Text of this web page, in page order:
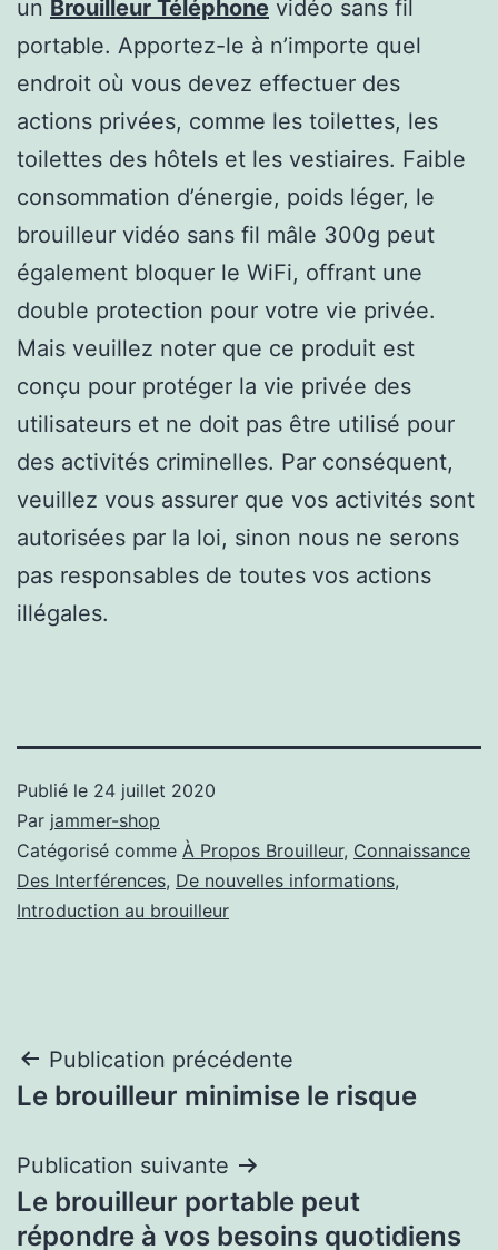
un Brouilleur Téléphone vidéo sans fil
portable. Apportez-le à n’importe quel
endroit où vous devez effectuer des
actions privées, comme les toilettes, les
toilettes des hôtels et les vestiaires. Faible
consommation d’énergie, poids léger, le
brouilleur vidéo sans fil mâle 300g peut
également bloquer le WiFi, offrant une
double protection pour votre vie privée.
Mais veuillez noter que ce produit est
conçu pour protéger la vie privée des
utilisateurs et ne doit pas être utilisé pour
des activités criminelles. Par conséquent,
veuillez vous assurer que vos activités sont
autorisées par la loi, sinon nous ne serons
pas responsables de toutes vos actions
illégales.
Publié le 24 juillet 2020
Par jammer-shop
Catégorisé comme À Propos Brouilleur, Connaissance
Des Interférences, De nouvelles informations,
Introduction au brouilleur
Navigation
de
l’article
Publication précédente
Le brouilleur minimise le risque
Publication suivante
Le brouilleur portable peut
répondre à vos besoins quotidiens